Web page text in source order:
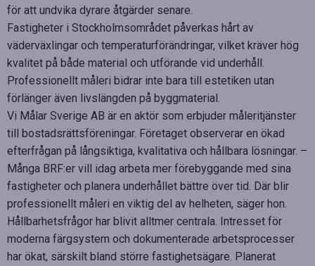
för att undvika dyrare åtgärder senare.
Fastigheter i Stockholmsområdet påverkas hårt av
väderväxlingar och temperaturförändringar, vilket kräver hög
kvalitet på både material och utförande vid underhåll.
Professionellt måleri bidrar inte bara till estetiken utan
förlänger även livslängden på byggmaterial.
Vi Målar Sverige AB är en aktör som erbjuder måleritjänster
till bostadsrättsföreningar. Företaget observerar en ökad
efterfrågan på långsiktiga, kvalitativa och hållbara lösningar. –
Många BRF:er vill idag arbeta mer förebyggande med sina
fastigheter och planera underhållet bättre över tid. Där blir
professionellt måleri en viktig del av helheten, säger hon.
Hållbarhetsfrågor har blivit alltmer centrala. Intresset för
moderna färgsystem och dokumenterade arbetsprocesser
har ökat, särskilt bland större fastighetsägare. Planerat